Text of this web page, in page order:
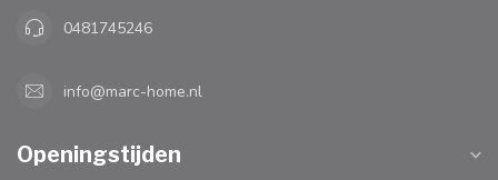
0481745246
info@marc-home.nl
Openingstijden